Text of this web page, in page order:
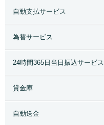
自動支払サービス
為替サービス
24時間365日当日振込サービス
貸金庫
自動送金